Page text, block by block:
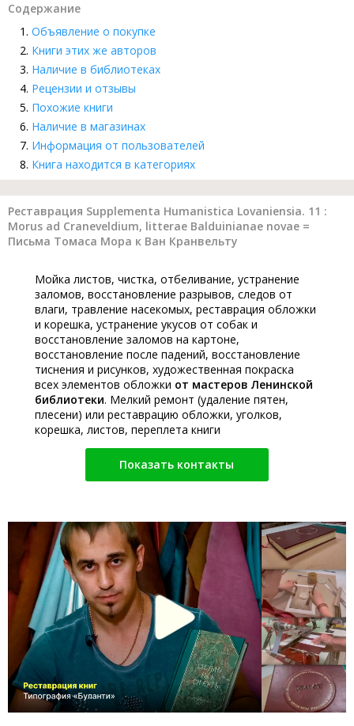
Содержание
Объявление о покупке
Книги этих же авторов
Наличие в библиотеках
Рецензии и отзывы
Похожие книги
Наличие в магазинах
Информация от пользователей
Книга находится в категориях
Реставрация Supplementa Humanistica Lovaniensia. 11 :
Morus ad Craneveldium, litterae Balduinianae novae =
Письма Томаса Мора к Ван Кранвельту
Мойка листов, чистка, отбеливание, устранение
заломов, восстановление разрывов, следов от
влаги, травление насекомых, реставрация обложки
и корешка, устранение укусов от собак и
восстановление заломов на картоне,
восстановление после падений, восстановление
тиснения и рисунков, художественная покраска
всех элементов обложки от мастеров Ленинской
библиотеки. Мелкий ремонт (удаление пятен,
плесени) или реставрацию обложки, уголков,
корешка, листов, переплета книги
Показать контакты